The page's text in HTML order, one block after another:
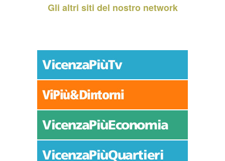
Gli altri siti del nostro network